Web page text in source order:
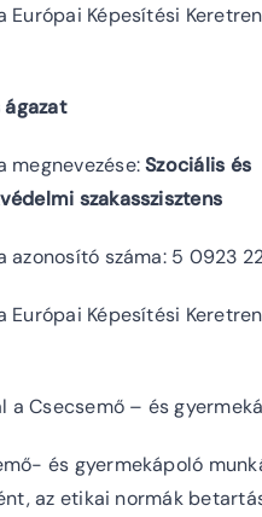
Európai Képesítési
ágazat
megnevezése:Szociális és
szakasszisztens
azonosító száma: 5 0923
Európai Képesítési
a Csecsemő – és
és gyermekápoló
az etikai normák